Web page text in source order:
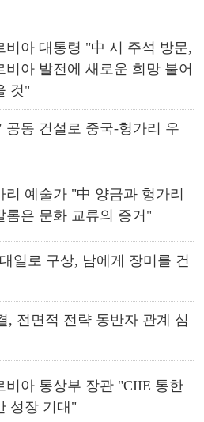
비아 대통령 "中 시 주석 방문,
비아 발전에 새로운 희망 불어
것"
공동 건설로 중국-헝가리 우
리 예술가 "中 양금과 헝가리
롬은 문화 교류의 증거"
일로 구상, 남에게 장미를 건
, 전면적 전략 동반자 관계 심
비아 통상부 장관 "CIIE 통한
성장 기대"